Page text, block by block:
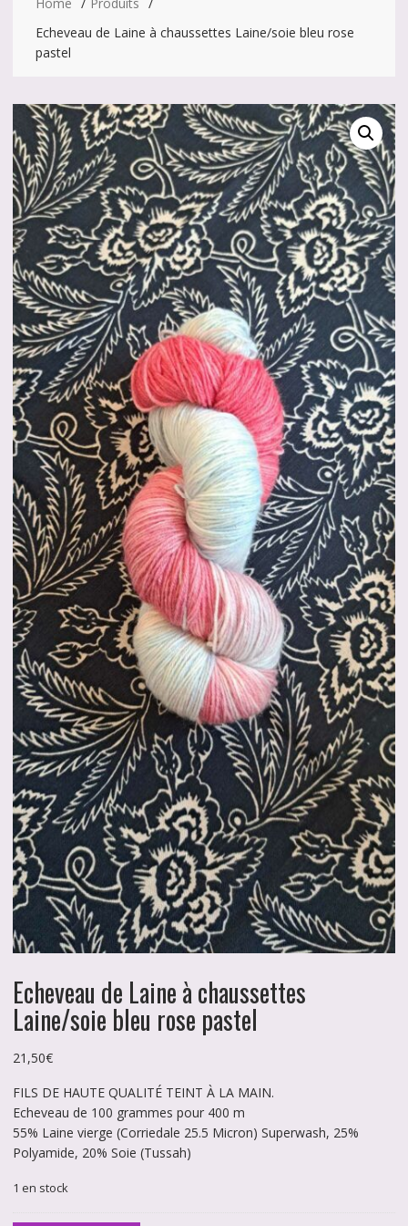
Echeveau de Laine à chaussettes Laine/soie bleu rose
pastel
Echeveau de Laine à chaussettes
Laine/soie bleu rose pastel
21,50€
FILS DE HAUTE QUALITÉ TEINT À LA MAIN.
Echeveau de 100 grammes pour 400 m
55% Laine vierge (Corriedale 25.5 Micron) Superwash, 25%
Polyamide, 20% Soie (Tussah)
1 en stock